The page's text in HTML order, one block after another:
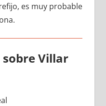
es muy probable
Villar